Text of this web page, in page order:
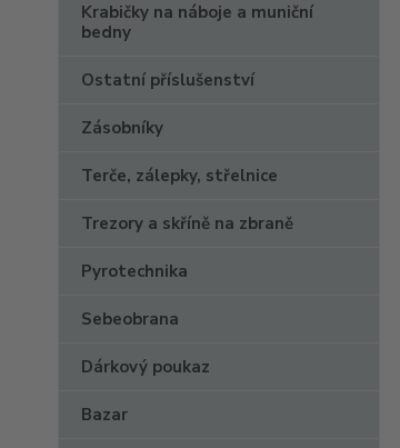
Krabičky na náboje a muniční
bedny
Ostatní příslušenství
Zásobníky
Terče, zálepky, střelnice
Trezory a skříně na zbraně
Pyrotechnika
Sebeobrana
Dárkový poukaz
Bazar